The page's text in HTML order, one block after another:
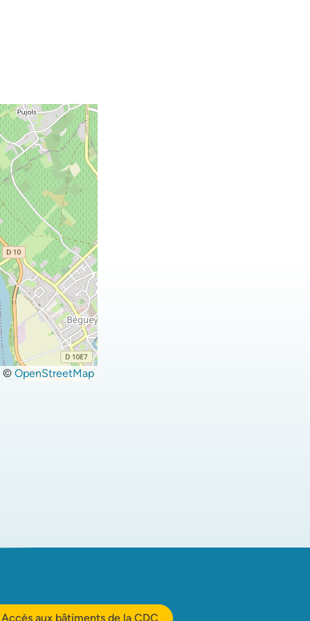
© OpenStreetMap
Accès aux bâtiments de la CDC